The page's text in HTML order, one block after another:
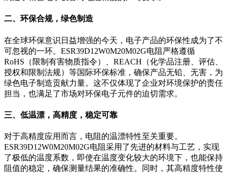
二、环保合规，绿色制造
在全球环保意识日益增强的今天，电子产品的环保性成为了不
可忽视的一环。ESR39D12W0M20M02G电阻严格遵循
RoHS（限制有害物质指令）、REACH（化学品注册、评估、
授权和限制法规）等国际环保标准，确保产品无铅、无害，为
绿色电子制造贡献力量。这不仅体现了企业对环境保护的责任
担当，也满足了市场对环保电子元件的迫切需求。
三、低温漂，高精度，稳定可靠
对于高精度应用而言，电阻的温漂特性至关重要。
ESR39D12W0M20M02G电阻采用了先进的材料与工艺，实现
了极低的温度系数，即使在温度变化较大的环境下，也能保持
阻值的稳定，确保测量结果的准确性。同时，其高精度特性使